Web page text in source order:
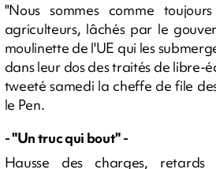
"Nous sommes comme
agriculteurs, lâchés par le
moulinette de l'UE qui les
dans leur dos des traités de libre-
tweeté samedi la cheffe de file
le Pen.
- "Un truc qui bout" -
Hausse des charges,